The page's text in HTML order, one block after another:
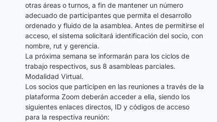
otras áreas o turnos, a fin de mantener un número
adecuado de participantes que permita el desarrollo
ordenado y fluido de la asamblea. Antes de permitirse el
acceso, el sistema solicitará identificación del socio, con
nombre, rut y gerencia.
La próxima semana se informarán para los ciclos de
trabajo respectivos, sus 8 asambleas parciales.
Modalidad Virtual.
Los socios que participen en las reuniones a través de la
plataforma Zoom deberán acceder a ella, siendo los
siguientes enlaces directos, ID y códigos de acceso
para la respectiva reunión: